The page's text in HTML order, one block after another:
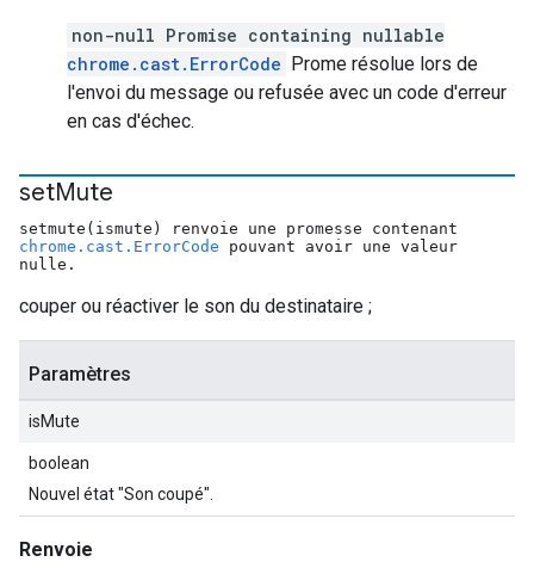
non-null Promise containing nullable
chrome.cast.ErrorCode Prome résolue lors de
l'envoi du message ou refusée avec un code d'erreur
en cas d'échec.
setMute
setmute(ismute) renvoie une promesse contenant
chrome.cast.ErrorCode pouvant avoir une valeur
nulle.
couper ou réactiver le son du destinataire ;
Paramètres
isMute
boolean
Nouvel état "Son coupé".
Renvoie